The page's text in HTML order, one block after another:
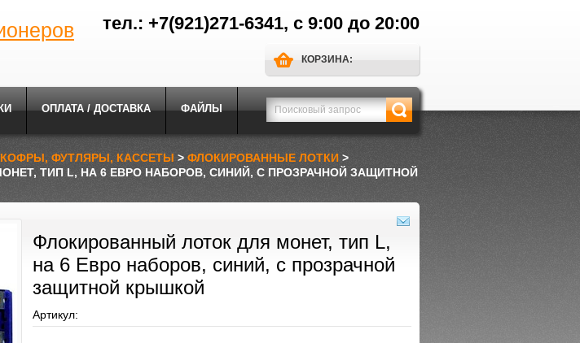
тел.: +7(921)271-6341, с 9:00 до 20:00
КОРЗИНА:
ОПЛАТА / ДОСТАВКА ФАЙЛЫ
КОФРЫ, ФУТЛЯРЫ, КАССЕТЫ > ФЛОКИРОВАННЫЕ ЛОТКИ >
ТИП L, НА 6 ЕВРО НАБОРОВ, СИНИЙ, С ПРОЗРАЧНОЙ ЗАЩИТНОЙ
Флокированный лоток для монет, тип L,
на 6 Евро наборов, синий, с прозрачной
защитной крышкой
Артикул: